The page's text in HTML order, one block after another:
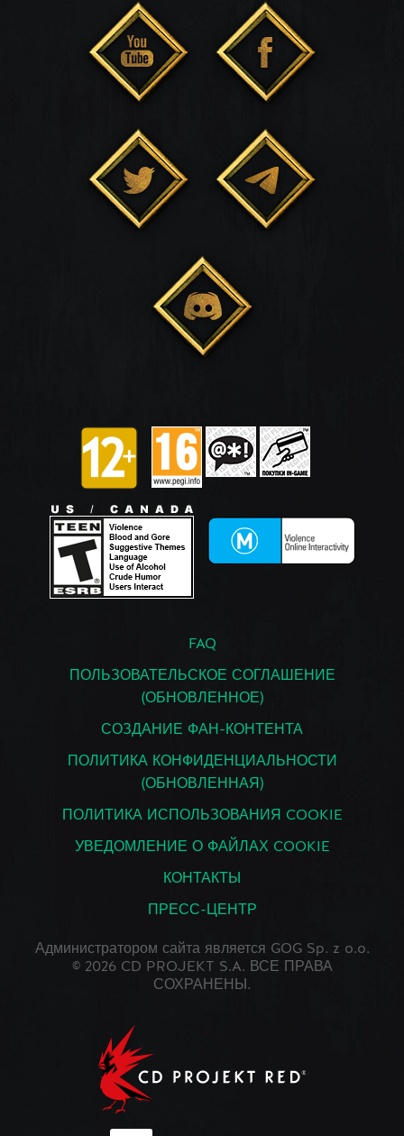
FAQ
ПОЛЬЗОВАТЕЛЬСКОЕ СОГЛАШЕНИЕ
(ОБНОВЛЕННОЕ)
СОЗДАНИЕ ФАН-КОНТЕНТА
ПОЛИТИКА КОНФИДЕНЦИАЛЬНОСТИ
(ОБНОВЛЕННАЯ)
ПОЛИТИКА ИСПОЛЬЗОВАНИЯ COOKIE
УВЕДОМЛЕНИЕ О ФАЙЛАХ COOKIE
КОНТАКТЫ
ПРЕСС-ЦЕНТР
Администратором сайта является GOG Sp. z o.o.
© 2026 CD PROJEKT S.A. ВСЕ ПРАВА
СОХРАНЕНЫ.